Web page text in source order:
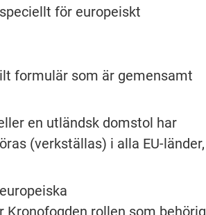
för europeiskt
formulär som är gemensamt
en utländsk domstol har
(verkställas) i alla EU-länder,
Kronofogden rollen som behörig